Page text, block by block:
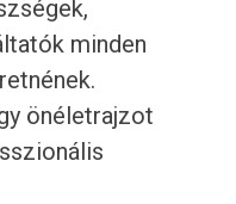
minden
önéletrajzot